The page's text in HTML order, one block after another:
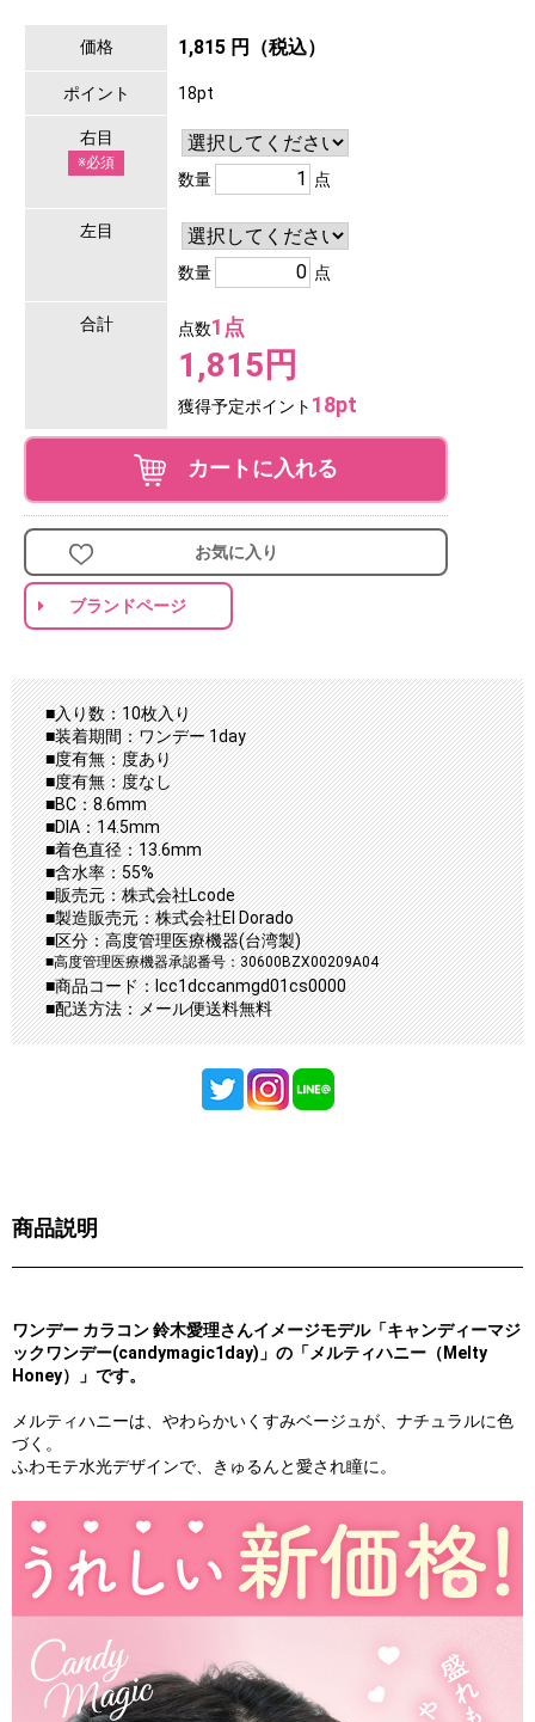
価格 1,815 円（税込）
ポイント 18pt
右目
※必須
数量 点
左目
数量 点
合計 点数1点
1,815円
獲得予定ポイント 18pt
カートに入れる
お気に入り
ブランドページ
■入り数：10枚入り
■装着期間：ワンデー 1day
■度有無：度あり
■度有無：度なし
■BC：8.6mm
■DIA：14.5mm
■着色直径：13.6mm
■含水率：55%
■販売元：株式会社Lcode
■製造販売元：株式会社El Dorado
■区分：高度管理医療機器(台湾製)
■高度管理医療機器承認番号：30600BZX00209A04
■商品コード：lcc1dccanmgd01cs0000
■配送方法：メール便送料無料
商品説明
ワンデー カラコン 鈴木愛理さんイメージモデル「キャンディーマジ
ックワンデー(candymagic1day)」の「メルティハニー（Melty
Honey）」です。
メルティハニーは、やわらかいくすみベージュが、ナチュラルに色
づく。
ふわモテ水光デザインで、きゅるんと愛され瞳に。